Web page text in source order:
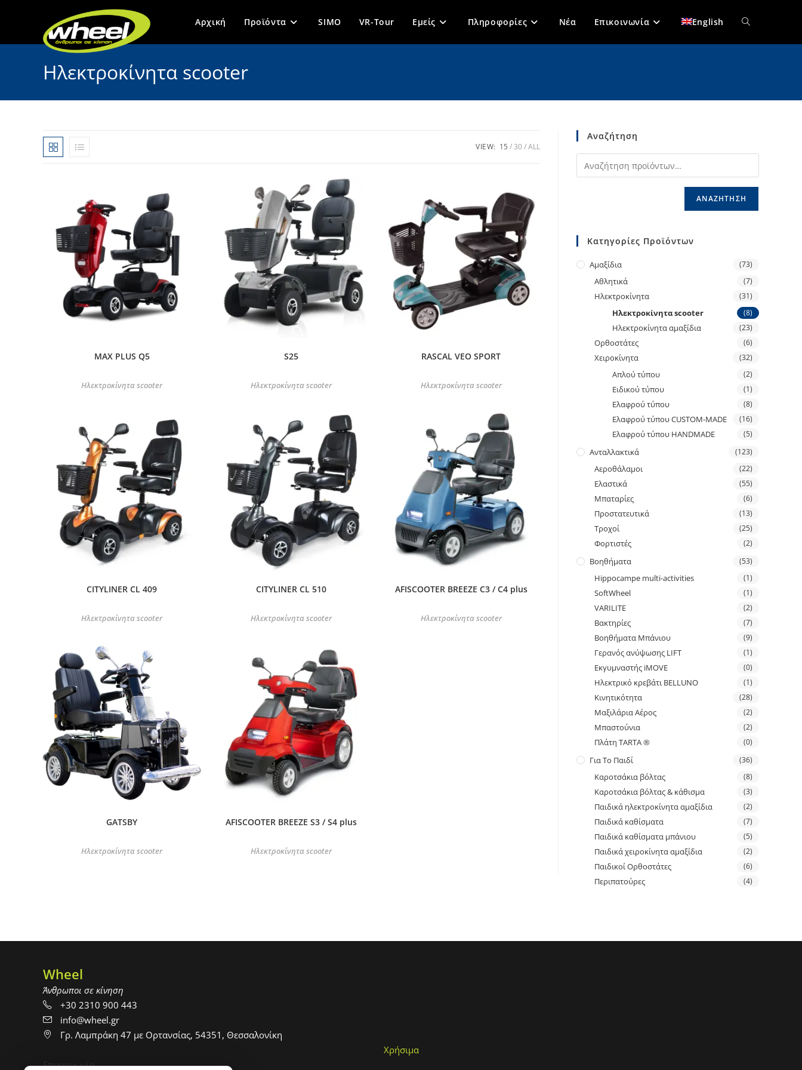
Αρχική Προϊόντα SIMO VR-Tour Εμείς Πληροφορίες Νέα Επικοινωνία English Toggle
Ηλεκτροκίνητα scooter
VIEW: 15 30 ALL
MAX PLUS Q5
Ηλεκτροκίνητα scooter
S25
Ηλεκτροκίνητα scooter
RASCAL VEO SPORT
Ηλεκτροκίνητα scooter
CITYLINER CL 409
Ηλεκτροκίνητα scooter
CITYLINER CL 510
Ηλεκτροκίνητα scooter
AFISCOOTER BREEZE C3 / C4 plus
Ηλεκτροκίνητα scooter
GATSBY
Ηλεκτροκίνητα scooter
AFISCOOTER BREEZE S3 / S4 plus
Ηλεκτροκίνητα scooter
Αναζήτηση
ΑΝΑΖΉΤΗΣΗ
Κατηγορίες Προϊόντων
Αμαξίδια (73)
Αθλητικά (7)
Ηλεκτροκίνητα (31)
Ηλεκτροκίνητα scooter (8)
Ηλεκτροκίνητα αμαξίδια (23)
Ορθοστάτες (6)
Χειροκίνητα (32)
Απλού τύπου (2)
Ειδικού τύπου (1)
Ελαφρού τύπου (8)
Ελαφρού τύπου CUSTOM-MADE (16)
Ελαφρού τύπου HANDMADE (5)
Ανταλλακτικά (123)
Αεροθάλαμοι (22)
Ελαστικά (55)
Μπαταρίες (6)
Προστατευτικά (13)
Τροχοί (25)
Φορτιστές (2)
Βοηθήματα (53)
Hippocampe multi-activities (1)
SoftWheel (1)
VARILITE (2)
Βακτηρίες (7)
Βοηθήματα Μπάνιου (9)
Γερανός ανύψωσης LIFT (1)
Εκγυμναστής iMOVE (0)
Ηλεκτρικό κρεβάτι BELLUNO (1)
Κινητικότητα (28)
Μαξιλάρια Αέρος (2)
Μπαστούνια (2)
Πλάτη TARTA ® (0)
Για Το Παιδί (36)
Καροτσάκια βόλτας (8)
Καροτσάκια βόλτας & κάθισμα (3)
Παιδικά ηλεκτροκίνητα αμαξίδια (2)
Παιδικά καθίσματα (7)
Παιδικά καθίσματα μπάνιου (5)
Παιδικά χειροκίνητα αμαξίδια (2)
Παιδικοί Ορθοστάτες (6)
Περιπατούρες (4)
Wheel
Άνθρωποι σε κίνηση
+30 2310 900 443
info@wheel.gr
Γρ. Λαμπράκη 47 με Ορτανσίας, 54351, Θεσσαλονίκη
Χρήσιμα
Επικοινωνία